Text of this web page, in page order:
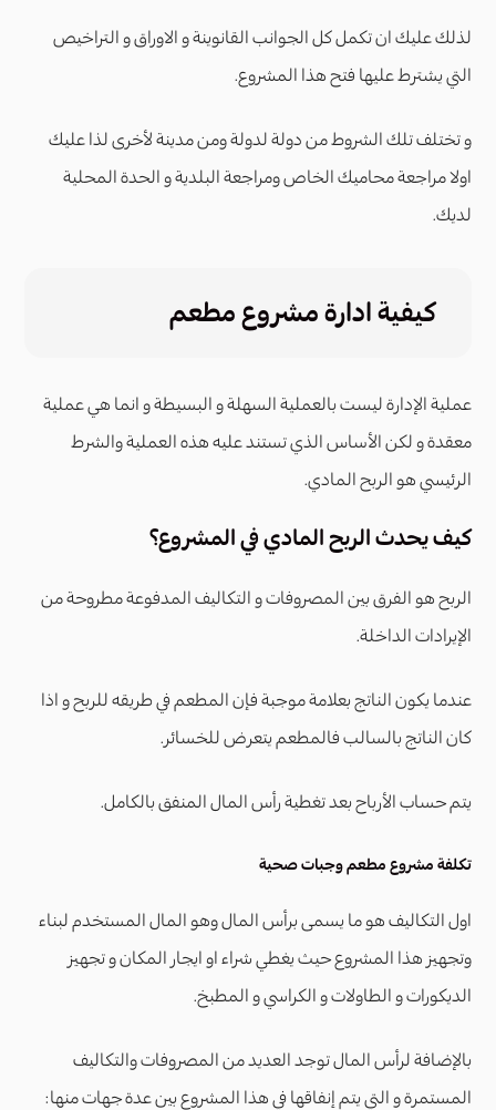
لذلك عليك ان تكمل كل الجوانب القانوينة و الاوراق و التراخيص
التي يشترط عليها فتح هذا المشروع.
و تختلف تلك الشروط من دولة لدولة ومن مدينة لأخرى لذا عليك
اولا مراجعة محاميك الخاص ومراجعة البلدية و الحدة المحلية
لديك.
كيفية ادارة مشروع مطعم
عملية الإدارة ليست بالعملية السهلة و البسيطة و انما هي عملية
معقدة و لكن الأساس الذي تستند عليه هذه العملية والشرط
الرئيسي هو الربح المادي.
كيف يحدث الربح المادي في المشروع؟
الربح هو الفرق بين المصروفات و التكاليف المدفوعة مطروحة من
الإيرادات الداخلة.
عندما يكون الناتج بعلامة موجبة فإن المطعم في طريقه للربح و اذا
كان الناتج بالسالب فالمطعم يتعرض للخسائر.
يتم حساب الأرباح بعد تغطية رأس المال المنفق بالكامل.
تكلفة مشروع مطعم وجبات صحية
اول التكاليف هو ما يسمى برأس المال وهو المال المستخدم لبناء
وتجهيز هذا المشروع حيث يغطي شراء او ايجار المكان و تجهيز
الديكورات و الطاولات و الكراسي و المطبخ.
بالإضافة لرأس المال توجد العديد من المصروفات والتكاليف
المستمرة و التي يتم إنفاقها في هذا المشروع بين عدة جهات منها: